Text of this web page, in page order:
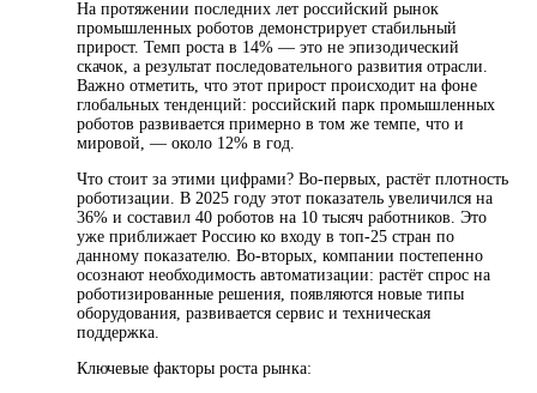
На протяжении последних лет российский рынок
промышленных роботов демонстрирует стабильный
прирост. Темп роста в 14% — это не эпизодический
скачок, а результат последовательного развития отрасли.
Важно отметить, что этот прирост происходит на фоне
глобальных тенденций: российский парк промышленных
роботов развивается примерно в том же темпе, что и
мировой, — около 12% в год.
Что стоит за этими цифрами? Во-первых, растёт плотность
роботизации. В 2025 году этот показатель увеличился на
36% и составил 40 роботов на 10 тысяч работников. Это
уже приближает Россию ко входу в топ-25 стран по
данному показателю. Во-вторых, компании постепенно
осознают необходимость автоматизации: растёт спрос на
роботизированные решения, появляются новые типы
оборудования, развивается сервис и техническая
поддержка.
Ключевые факторы роста рынка: